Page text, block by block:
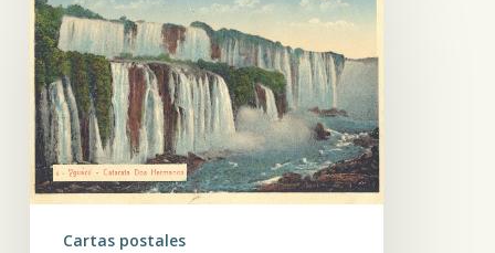
Catarata
Dos
Hermanos
Cartas postales